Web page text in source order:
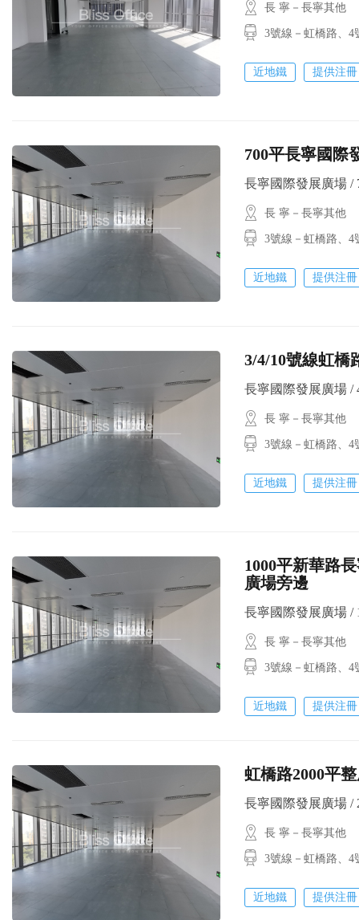
長 寧－長寧其他
3號線－虹橋路、
近地鐵 提供注冊
700平長寧國際
長寧國際發展廣場 /
長 寧－長寧其他
3號線－虹橋路
近地鐵 提供注冊
3/4/10號線虹橋
長寧國際發展廣場 /
長 寧－長寧其他
3號線－虹橋路、4
近地鐵 提供注冊
1000平新華路
廣場旁邊
長寧國際發展廣場 /
長 寧－長寧其他
3號線－虹橋路、4
近地鐵 提供注冊
虹橋路2000平
長寧國際發展廣場 /
長 寧－長寧其他
3號線－虹橋路、4
近地鐵 提供注冊